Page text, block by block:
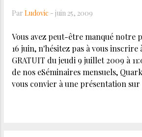
Par Ludovic - juin 25, 2009
Vous avez peut-être manqué notre
16 juin, n'hésitez pas à vous
GRATUIT du jeudi 9 juillet 2009 à
de nos eSéminaires mensuels,
vous convier à une présentation sur
j'aurais le plaisir d'animer ! Avec la